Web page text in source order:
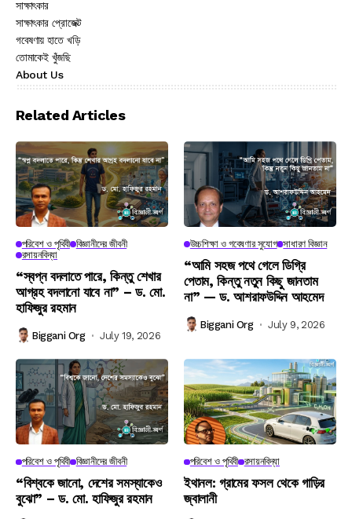
সাক্ষাৎকার
সাক্ষাৎকার প্রোজেক্ট
গবেষণায় হাতে খড়ি
তোমাকেই খুঁজছি
About Us
Related Articles
পরিবেশ ও পৃথিবী বিজ্ঞানীদের জীবনী
রসায়নবিদ্যা
“স্বপ্ন বদলাতে পারে, কিন্তু শেখার
আগ্রহ বদলানো যাবে না” – ড. মো.
হাফিজুর রহমান
Biggani Org July 19, 2026
উচ্চশিক্ষা ও গবেষণার সুযোগ সাধারণ বিজ্ঞান
“আমি সহজ পথে গেলে ডিগ্রি
পেতাম, কিন্তু নতুন কিছু জানতাম
না” — ড. আশরাফউদ্দিন আহমেদ
Biggani Org July 9, 2026
পরিবেশ ও পৃথিবী বিজ্ঞানীদের জীবনী
“বিশ্বকে জানো, দেশের সমস্যাকেও
বুঝো” – ড. মো. হাফিজুর রহমান
পরিবেশ ও পৃথিবী রসায়নবিদ্যা
ইথানল: গ্রামের ফসল থেকে গাড়ির
জ্বালানী